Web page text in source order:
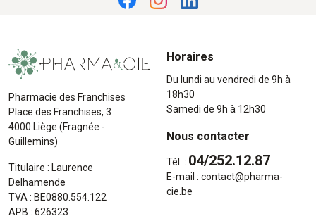
Pharmacie des Franchises
Place des Franchises, 3
4000 Liège (Fragnée -
Guillemins)
Titulaire : Laurence
Delhamende
TVA : BE0880.554.122
APB : 626323
Horaires
Du lundi au vendredi de 9h à
18h30
Samedi de 9h à 12h30
Nous contacter
Tél. : 04/252.12.87
E-mail : contact@pharma-
cie.be